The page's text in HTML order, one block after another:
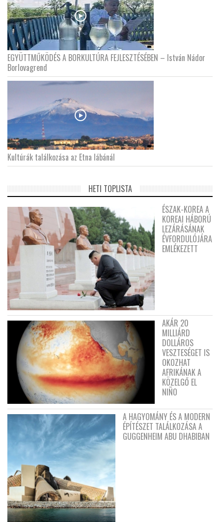
EGYÜTTMŰKÖDÉS A BORKULTÚRA FEJLESZTÉSÉBEN – István Nádor
Borlovagrend
Kultúrák találkozása az Etna lábánál
HETI TOPLISTA
ÉSZAK-KOREA A
KOREAI HÁBORÚ
LEZÁRÁSÁNAK
ÉVFORDULÓJÁRA
EMLÉKEZETT
AKÁR 20
MILLIÁRD
DOLLÁROS
VESZTESÉGET IS
OKOZHAT
AFRIKÁNAK A
KÖZELGŐ EL
NIÑO
A HAGYOMÁNY ÉS A MODERN
ÉPÍTÉSZET TALÁLKOZÁSA A
GUGGENHEIM ABU DHABIBAN